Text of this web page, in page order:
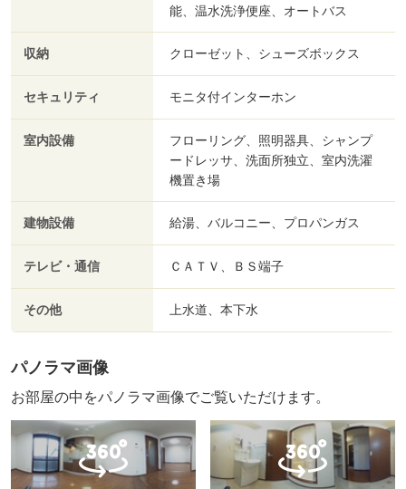
能、温水洗浄便座、オートバス
収納 クローゼット、シューズボックス
セキュリティ モニタ付インターホン
室内設備
フローリング、照明器具、シャンプ
ードレッサ、洗面所独立、室内洗濯
機置き場
建物設備 給湯、バルコニー、プロパンガス
テレビ・通信 ＣＡＴＶ、ＢＳ端子
その他 上水道、本下水
パノラマ画像
お部屋の中をパノラマ画像でご覧いただけます。